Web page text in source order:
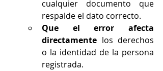
cualquier documento que
respalde el dato correcto.
Que el error afecta
directamente los derechos
o la identidad de la persona
registrada.